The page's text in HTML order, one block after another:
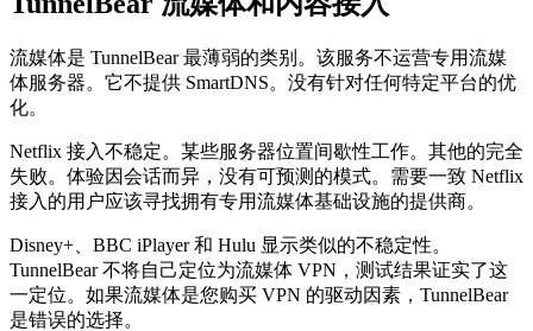
流媒体是 TunnelBear 最薄弱的类别。该服务不运营专用流媒
体服务器。它不提供 SmartDNS。没有针对任何特定平台的优
化。
Netflix 接入不稳定。某些服务器位置间歇性工作。其他的完全
失败。体验因会话而异，没有可预测的模式。需要一致 Netflix
接入的用户应该寻找拥有专用流媒体基础设施的提供商。
Disney+、BBC iPlayer 和 Hulu 显示类似的不稳定性。
TunnelBear 不将自己定位为流媒体 VPN，测试结果证实了这
一定位。如果流媒体是您购买 VPN 的驱动因素，TunnelBear
是错误的选择。